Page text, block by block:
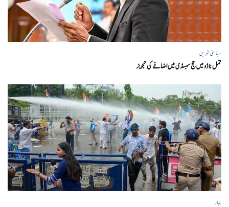
ریاستی خبریں
تمل ناڈو میں حج سبسڈی میں اضافے کی تجویز
بہار